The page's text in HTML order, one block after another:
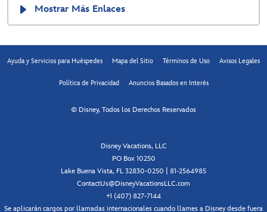
Mostrar Más Enlaces
Ayuda y Servicios para Huéspedes Mapa del Sitio Términos de Uso Avisos Legales
Política de Privacidad Anuncios Basados en Interés
© Disney, Todos los Derechos Reservados
Disney Vacations, LLC
PO Box 10250
Lake Buena Vista, FL 32830-0250 | 81-2564985
ContactUs@DisneyVacationsLLC.com
+1 (407) 827-7144
Se aplicarán cargos por llamadas internacionales cuando llames a Disney desde fuera